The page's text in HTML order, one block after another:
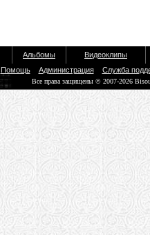
Альбомы
Видеоклипы
Помощь Администрация Служба
Все права защищены © 2007-2026